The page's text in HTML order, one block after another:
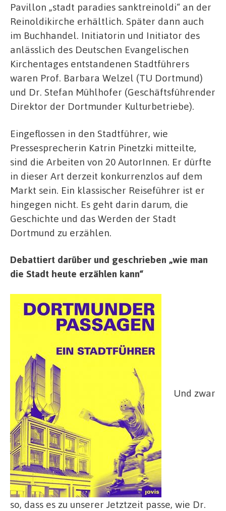
Pavillon „stadt paradies sanktreinoldi“ an der
Reinoldikirche erhältlich. Später dann auch
im Buchhandel. Initiatorin und Initiator des
anlässlich des Deutschen Evangelischen
Kirchentages entstandenen Stadtführers
waren Prof. Barbara Welzel (TU Dortmund)
und Dr. Stefan Mühlhofer (Geschäftsführender
Direktor der Dortmunder Kulturbetriebe).
Eingeflossen in den Stadtführer, wie
Pressesprecherin Katrin Pinetzki mitteilte,
sind die Arbeiten von 20 AutorInnen. Er dürfte
in dieser Art derzeit konkurrenzlos auf dem
Markt sein. Ein klassischer Reiseführer ist er
hingegen nicht. Es geht darin darum, die
Geschichte und das Werden der Stadt
Dortmund zu erzählen.
Debattiert darüber und geschrieben „wie man
die Stadt heute erzählen kann“
Und zwar
so, dass es zu unserer Jetztzeit passe, wie Dr.